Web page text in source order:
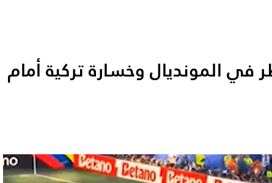
في المونديال وخسارة تركية أمام